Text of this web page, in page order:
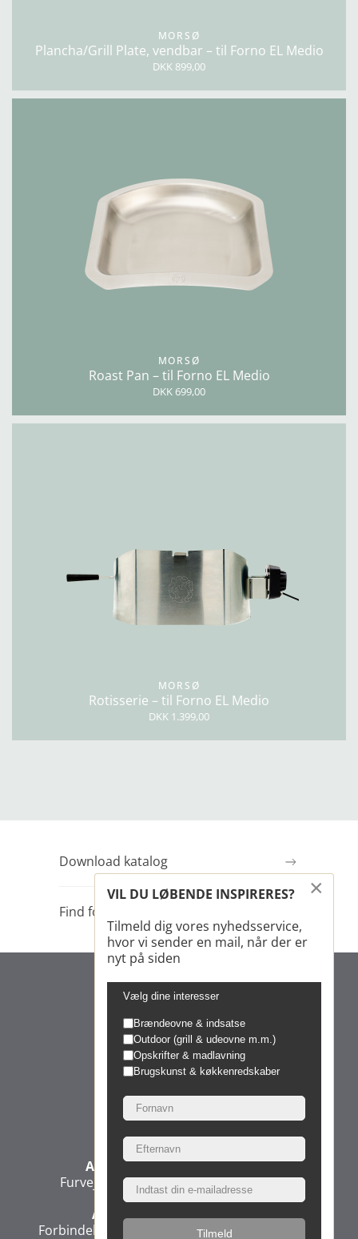
MORSØ
Plancha/Grill Plate, vendbar – til Forno EL Medio
DKK 899,00
MORSØ
Roast Pan – til Forno EL Medio
DKK 699,00
MORSØ
Rotisserie – til Forno EL Medio
DKK 1.399,00
Download katalog
Find forhandler
Morsø Jernstøberi A/S
Administration & Produktion
Furvej 6, 7900 Nykøbing Mors, Denmark
Administration & Direktion
Forbindelsesvej 3, 2100 Copenhagen, Denmark
×
VIL DU LØBENDE INSPIRERES?
Tilmeld dig vores nyhedsservice,
hvor vi sender en mail, når der er
nyt på siden
Vælg dine interesser
Brændeovne & indsatse
Outdoor (grill & udeovne m.m.)
Opskrifter & madlavning
Brugskunst & køkkenredskaber
Tilmeld